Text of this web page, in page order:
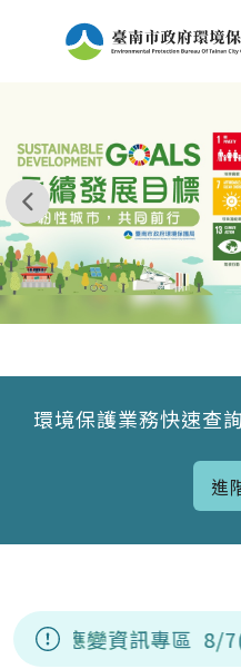
環境保護業務快速查詢
進
豬瘟應變資訊專區 8/7(